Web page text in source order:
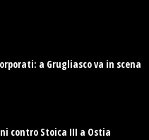
a Grugliasco va in scena
contro Stoica III a Ostia